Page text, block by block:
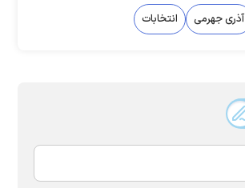
آذری جهرمی انتخابات